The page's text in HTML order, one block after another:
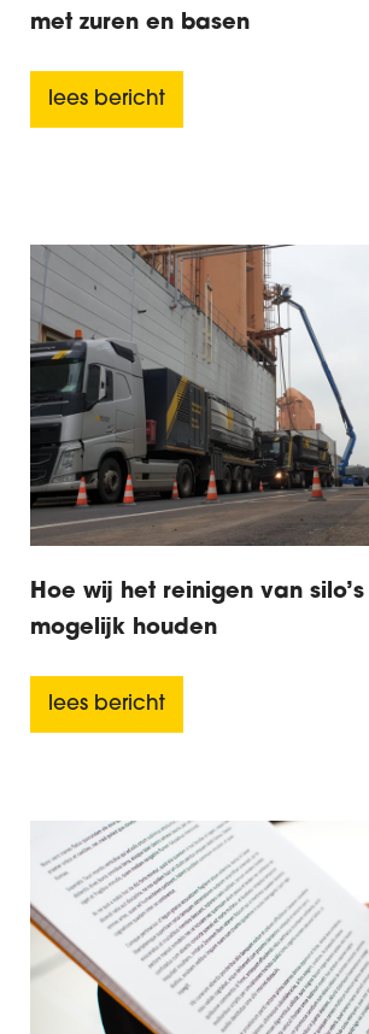
met zuren en basen
lees bericht
Hoe wij het reinigen van
mogelijk houden
lees bericht